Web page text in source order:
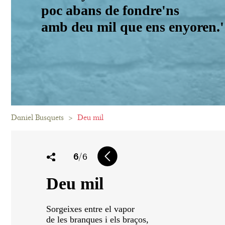
poc abans de fondre'ns
amb deu mil que ens
Daniel Busquets > Deu mil
6/6
Deu mil
Sorgeixes entre el vapor
de les branques i els braços,